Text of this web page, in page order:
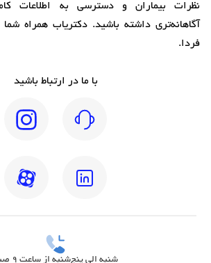
نظرات بیماران و دسترسی به اطلاعات
آگاهانه‌تری داشته باشید. دکتریاب همراه
فردا.
با ما در ارتباط باشید
شنبه الی پنج‌شنبه از ساعت 9 صبح